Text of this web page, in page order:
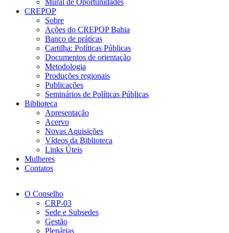
Mural de Oportunidades
CREPOP
Sobre
Ações do CREPOP Bahia
Banco de práticas
Cartilha: Políticas Públicas
Documentos de orientação
Metodologia
Produções regionais
Publicações
Seminários de Políticas Públicas
Biblioteca
Apresentação
Acervo
Novas Aquisições
Vídeos da Biblioteca
Links Úteis
Mulheres
Contatos
O Conselho
CRP-03
Sede e Subsedes
Gestão
Plenárias